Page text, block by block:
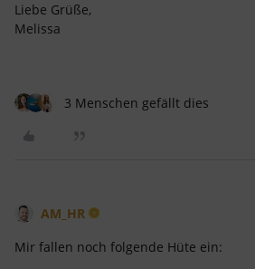
Liebe Grüße,
Melissa
3 Menschen gefällt dies
AM_HR
Mir fallen noch folgende Hüte ein: